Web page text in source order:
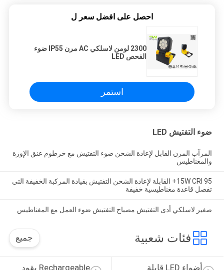
احصل على افضل سعر ل
2300 لومن لاسلكي AC مرن IP55 ضوء
الفحص LED
استمر
ضوء التفتيش LED
المرآب المرن القابل لإعادة الشحن ضوء التفتيش مع خرطوم عنق الإوزة
والمغناطيس
15W CRI 95+ القابلة لإعادة الشحن التفتيش بقيادة المركبة الخفيفة التي
تفصل قاعدة مغناطيسية خفيفة
صغير لاسلكي أدى التفتيش مصباح التفتيش ضوء العمل مع المغناطيس
فئات شعبية جميع
Rechargeable يقود أضواء LED قابلة